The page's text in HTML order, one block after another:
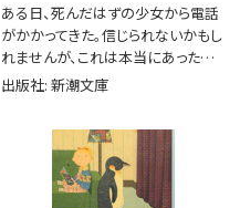
ある日、死んだはずの少女から電話
がかかってきた。信じられないかもし
れませんが、これは本当にあった出
来事です。
出版社: 新潮文庫